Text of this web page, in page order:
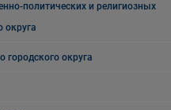
политических и религиозных
округа
городского округа